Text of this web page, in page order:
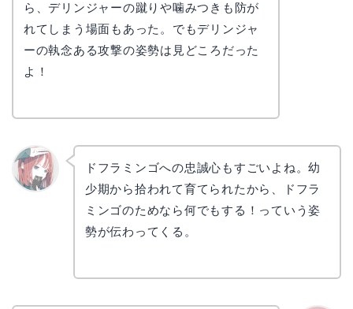
ら、デリンジャーの蹴りや噛みつきも防が
れてしまう場面もあった。でもデリンジャ
ーの執念ある攻撃の姿勢は見どころだった
よ！
ドフラミンゴへの忠誠心もすごいよね。幼
少期から拾われて育てられたから、ドフラ
ミンゴのためなら何でもする！っていう姿
勢が伝わってくる。